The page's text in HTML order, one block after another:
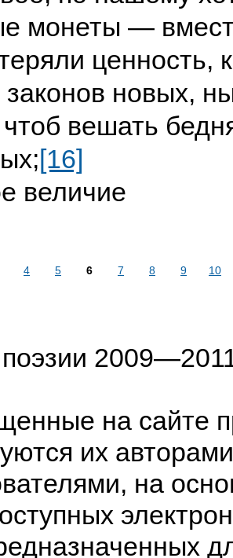
монеты —
ценность,
законов новых,
вешать
[16]
величие
4 5 6 7 8 9 10
на сайте
их
на